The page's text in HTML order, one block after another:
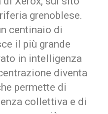
grenoblese.
centinaio di
il più grande
in intelligenza
diventa
permette di
collettiva e di